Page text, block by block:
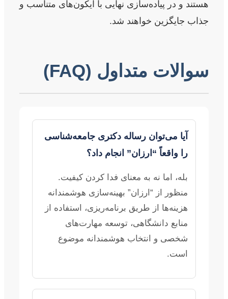
هستند و در پیاده‌سازی نهایی با آیکون‌های متناسب و
جذاب جایگزین خواهند شد.
سوالات متداول (FAQ)
آیا می‌توان رساله دکتری جامعه‌شناسی
را واقعاً “ارزان” انجام داد؟
بله، اما نه به معنای فدا کردن کیفیت.
منظور از “ارزان” بهینه‌سازی هوشمندانه
هزینه‌ها از طریق برنامه‌ریزی، استفاده از
منابع دانشگاهی، توسعه مهارت‌های
شخصی و انتخاب هوشمندانه موضوع
است.